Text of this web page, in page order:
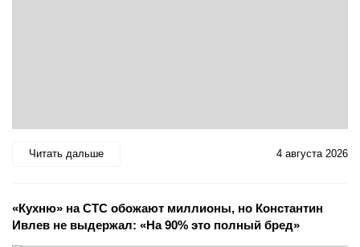
Читать дальше 4 августа 2026
«Кухню» на СТС обожают миллионы, но Константин
Ивлев не выдержал: «На 90% это полный бред»